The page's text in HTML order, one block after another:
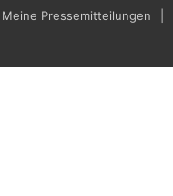
Meine Pressemitteilungen